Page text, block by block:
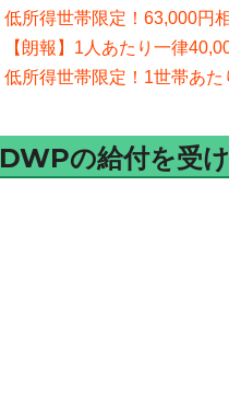
低所得世帯限定！63,000円
【朗報】1人あたり一律
低所得世帯限定！1世帯あた
DWPの給付を受